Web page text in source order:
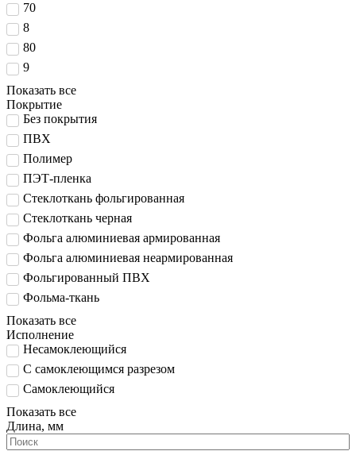
70
8
80
9
Показать все
Покрытие
Без покрытия
ПВХ
Полимер
ПЭТ-пленка
Стеклоткань фольгированная
Стеклоткань черная
Фольга алюминиевая армированная
Фольга алюминиевая неармированная
Фольгированный ПВХ
Фольма-ткань
Показать все
Исполнение
Несамоклеющийся
С самоклеющимся разрезом
Самоклеющийся
Показать все
Длина, мм